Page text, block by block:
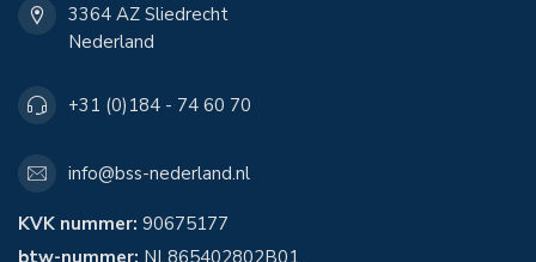
3364 AZ Sliedrecht
Nederland
+31 (0)184 - 74 60 70
info@bss-nederland.nl
KVK nummer: 90675177
btw-nummer: NL865402802B01